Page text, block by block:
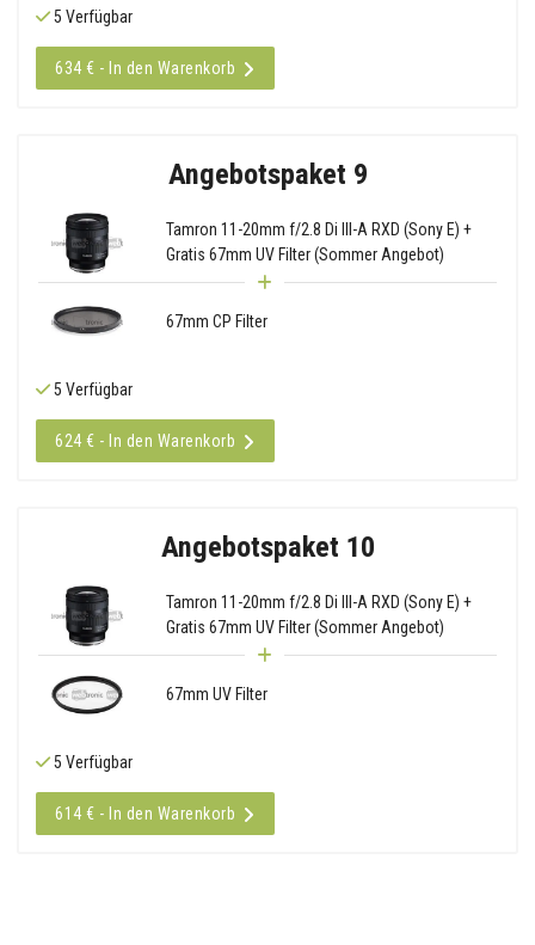
5 Verfügbar
634 € - In den Warenkorb
Angebotspaket 9
Tamron 11-20mm f/2.8 Di III-A RXD (Sony E) +
Gratis 67mm UV Filter (Sommer Angebot)
67mm CP Filter
5 Verfügbar
624 € - In den Warenkorb
Angebotspaket 10
Tamron 11-20mm f/2.8 Di III-A RXD (Sony E) +
Gratis 67mm UV Filter (Sommer Angebot)
67mm UV Filter
5 Verfügbar
614 € - In den Warenkorb